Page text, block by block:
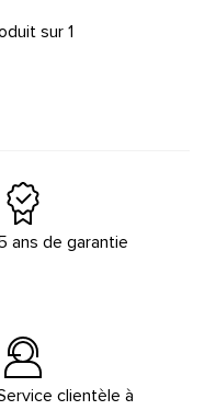
sur 1
ans de garantie
clientèle à